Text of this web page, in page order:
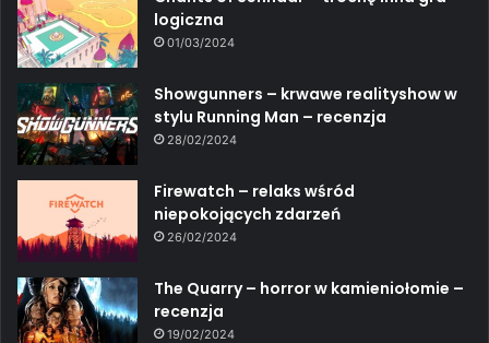
logiczna
01/03/2024
Showgunners – krwawe realityshow w
stylu Running Man – recenzja
28/02/2024
Firewatch – relaks wśród
niepokojących zdarzeń
26/02/2024
The Quarry – horror w kamieniołomie –
recenzja
19/02/2024